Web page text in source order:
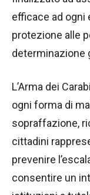
efficace ad ogni
protezione alle
determinazione
L’Arma dei
ogni forma di
sopraffazione,
cittadini
prevenire
consentire un